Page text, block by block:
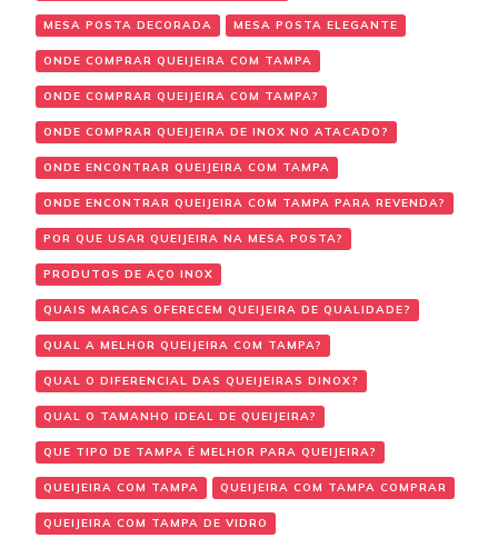
MESA POSTA DECORADA MESA POSTA ELEGANTE
ONDE COMPRAR QUEIJEIRA COM TAMPA
ONDE COMPRAR QUEIJEIRA COM TAMPA?
ONDE COMPRAR QUEIJEIRA DE INOX NO ATACADO?
ONDE ENCONTRAR QUEIJEIRA COM TAMPA
ONDE ENCONTRAR QUEIJEIRA COM TAMPA PARA REVENDA?
POR QUE USAR QUEIJEIRA NA MESA POSTA?
PRODUTOS DE AÇO INOX
QUAIS MARCAS OFERECEM QUEIJEIRA DE QUALIDADE?
QUAL A MELHOR QUEIJEIRA COM TAMPA?
QUAL O DIFERENCIAL DAS QUEIJEIRAS DINOX?
QUAL O TAMANHO IDEAL DE QUEIJEIRA?
QUE TIPO DE TAMPA É MELHOR PARA QUEIJEIRA?
QUEIJEIRA COM TAMPA QUEIJEIRA COM TAMPA COMPRAR
QUEIJEIRA COM TAMPA DE VIDRO